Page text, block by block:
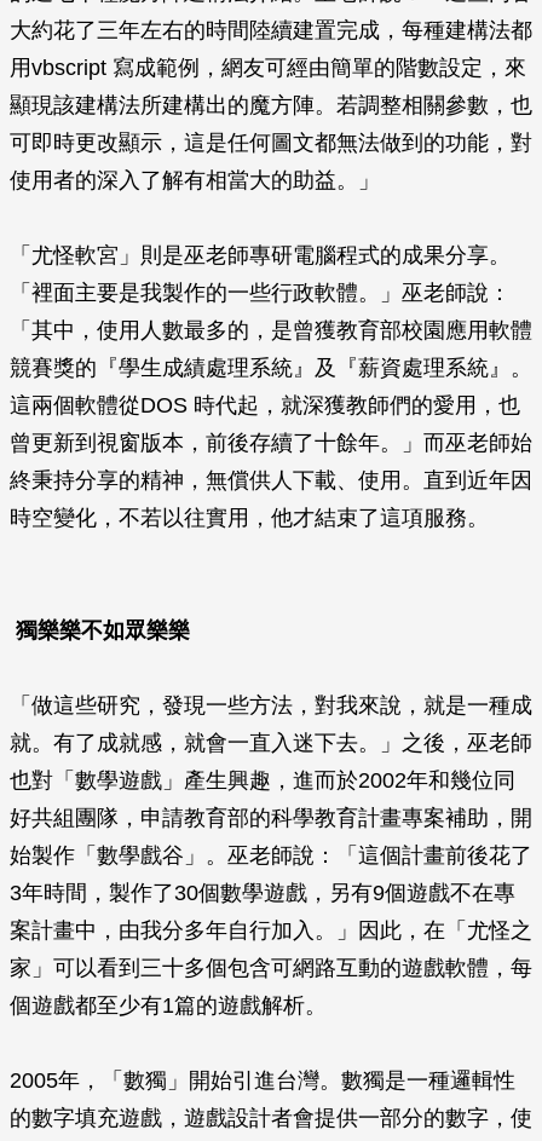
大約花了三年左右的時間陸續建置完成，每種建構法都
用vbscript 寫成範例，網友可經由簡單的階數設定，來
顯現該建構法所建構出的魔方陣。若調整相關參數，也
可即時更改顯示，這是任何圖文都無法做到的功能，對
使用者的深入了解有相當大的助益。」
「尤怪軟宮」則是巫老師專研電腦程式的成果分享。
「裡面主要是我製作的一些行政軟體。」巫老師說：
「其中，使用人數最多的，是曾獲教育部校園應用軟體
競賽獎的『學生成績處理系統』及『薪資處理系統』。
這兩個軟體從DOS 時代起，就深獲教師們的愛用，也
曾更新到視窗版本，前後存續了十餘年。」而巫老師始
終秉持分享的精神，無償供人下載、使用。直到近年因
時空變化，不若以往實用，他才結束了這項服務。
獨樂樂不如眾樂樂
「做這些研究，發現一些方法，對我來說，就是一種成
就。有了成就感，就會一直入迷下去。」之後，巫老師
也對「數學遊戲」產生興趣，進而於2002年和幾位同
好共組團隊，申請教育部的科學教育計畫專案補助，開
始製作「數學戲谷」。巫老師說：「這個計畫前後花了
3年時間，製作了30個數學遊戲，另有9個遊戲不在專
案計畫中，由我分多年自行加入。」因此，在「尤怪之
家」可以看到三十多個包含可網路互動的遊戲軟體，每
個遊戲都至少有1篇的遊戲解析。
2005年，「數獨」開始引進台灣。數獨是一種邏輯性
的數字填充遊戲，遊戲設計者會提供一部分的數字，使